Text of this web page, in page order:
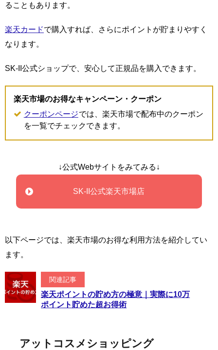
ることもあります。
楽天カードで購入すれば、さらにポイントが貯まりやすく
なります。
SK-II公式ショップで、安心して正規品を購入できます。
楽天市場のお得なキャンペーン・クーポン
クーポンページでは、楽天市場で配布中のクーポン
を一覧でチェックできます。
↓公式Webサイトをみてみる↓
SK-II公式楽天市場店
以下ページでは、楽天市場のお得な利用方法を紹介してい
ます。
関連記事
楽天ポイントの貯め方の極意｜実際に10万
ポイント貯めた超お得術
アットコスメショッピング